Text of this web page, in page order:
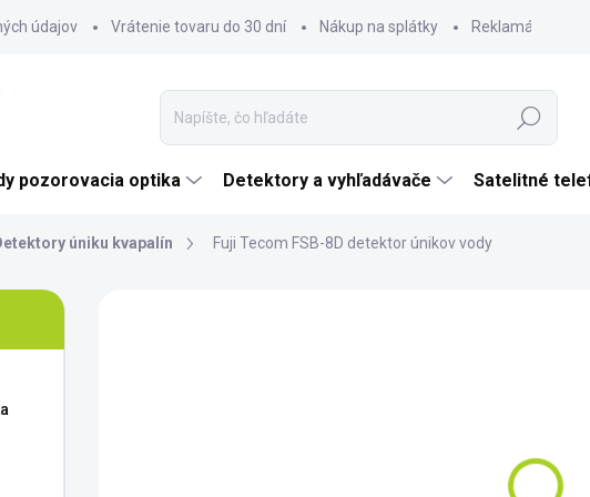
údajov Vrátenie tovaru do 30 dní Nákup na splátky Reklamácia
Hľadať
pozorovacia optika Detektory a vyhľadávače Satelitné
úniku kvapalín Fuji Tecom FSB-8D detektor únikov vody